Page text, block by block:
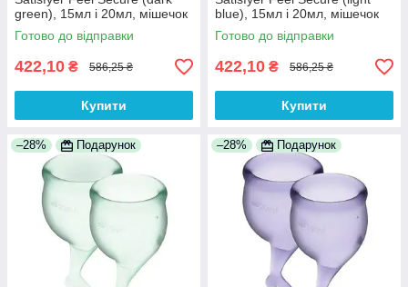
green), 15мл і 20мл, мішечок
для зберігання 100%
Анонімності
Готово до відправки
422,10 ₴ 586,25 ₴
Купити
blue), 15мл і 20мл, мішечок
для зберігання 100%
Анонімності
Готово до відправки
422,10 ₴ 586,25 ₴
Купити
–28% Подарунок –28% Подарунок